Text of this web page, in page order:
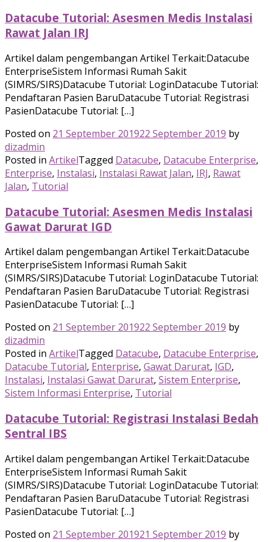
Datacube Tutorial: Asesmen Medis Instalasi
Rawat Jalan IRJ
Artikel dalam pengembangan Artikel Terkait:Datacube
EnterpriseSistem Informasi Rumah Sakit
(SIMRS/SIRS)Datacube Tutorial: LoginDatacube Tutorial:
Pendaftaran Pasien BaruDatacube Tutorial: Registrasi
PasienDatacube Tutorial: […]
Posted on 21 September 201922 September 2019 by
dizadmin
Posted in ArtikelTagged Datacube, Datacube Enterprise,
Enterprise, Instalasi, Instalasi Rawat Jalan, IRJ, Rawat
Jalan, Tutorial
Datacube Tutorial: Asesmen Medis Instalasi
Gawat Darurat IGD
Artikel dalam pengembangan Artikel Terkait:Datacube
EnterpriseSistem Informasi Rumah Sakit
(SIMRS/SIRS)Datacube Tutorial: LoginDatacube Tutorial:
Pendaftaran Pasien BaruDatacube Tutorial: Registrasi
PasienDatacube Tutorial: […]
Posted on 21 September 201922 September 2019 by
dizadmin
Posted in ArtikelTagged Datacube, Datacube Enterprise,
Datacube Tutorial, Enterprise, Gawat Darurat, IGD,
Instalasi, Instalasi Gawat Darurat, Sistem Enterprise,
Sistem Informasi Enterprise, Tutorial
Datacube Tutorial: Registrasi Instalasi Bedah
Sentral IBS
Artikel dalam pengembangan Artikel Terkait:Datacube
EnterpriseSistem Informasi Rumah Sakit
(SIMRS/SIRS)Datacube Tutorial: LoginDatacube Tutorial:
Pendaftaran Pasien BaruDatacube Tutorial: Registrasi
PasienDatacube Tutorial: […]
Posted on 21 September 201921 September 2019 by